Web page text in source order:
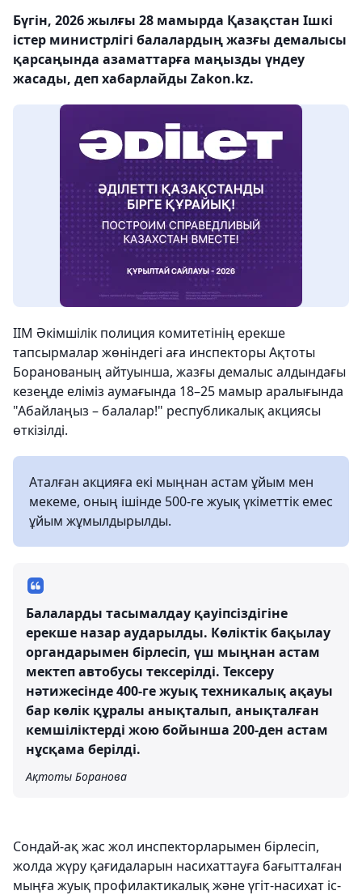
Бүгін, 2026 жылғы 28 мамырда Қазақстан Ішкі
істер министрлігі балалардың жазғы демалысы
қарсаңында азаматтарға маңызды үндеу
жасады, деп хабарлайды Zakon.kz.
ІІМ Әкімшілік полиция комитетінің ерекше
тапсырмалар жөніндегі аға инспекторы Ақтоты
Боранованың айтуынша, жазғы демалыс алдындағы
кезеңде еліміз аумағында 18–25 мамыр аралығында
"Абайлаңыз – балалар!" республикалық акциясы
өткізілді.
Аталған акцияға екі мыңнан астам ұйым мен
мекеме, оның ішінде 500-ге жуық үкіметтік емес
ұйым жұмылдырылды.
Балаларды тасымалдау қауіпсіздігіне
ерекше назар аударылды. Көліктік бақылау
органдарымен бірлесіп, үш мыңнан астам
мектеп автобусы тексерілді. Тексеру
нәтижесінде 400-ге жуық техникалық ақауы
бар көлік құралы анықталып, анықталған
кемшіліктерді жою бойынша 200-ден астам
нұсқама берілді.
Ақтоты Боранова
Сондай-ақ жас жол инспекторларымен бірлесіп,
жолда жүру қағидаларын насихаттауға бағытталған
мыңға жуық профилактикалық және үгіт-насихат іс-